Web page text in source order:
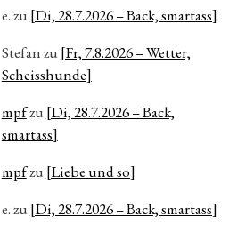
e.zu [Di, 28.7.2026 – Back, smartass]
Stefanzu [Fr, 7.8.2026 – Wetter,
Scheisshunde]
mpfzu [Di, 28.7.2026 – Back,
smartass]
mpfzu [Liebe und so]
e.zu [Di, 28.7.2026 – Back, smartass]